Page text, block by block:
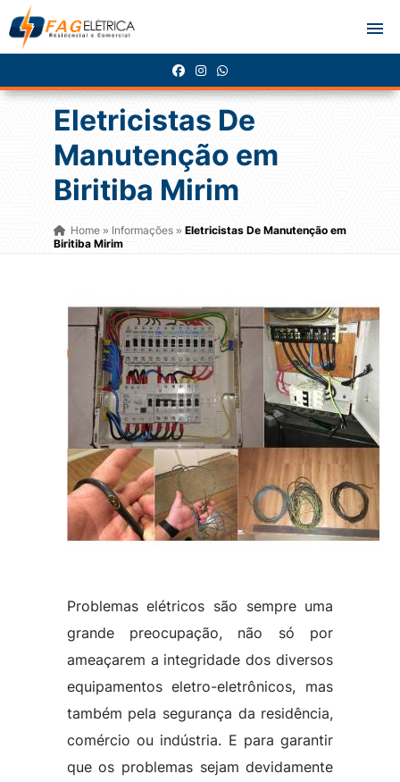
Eletricistas De
Manutenção em
Biritiba Mirim
Home» Informações » Eletricistas De Manutenção em
Biritiba Mirim
Problemas elétricos são sempre uma
grande preocupação, não só por
ameaçarem a integridade dos diversos
equipamentos eletro-eletrônicos, mas
também pela segurança da residência,
comércio ou indústria. E para garantir
que os problemas sejam devidamente